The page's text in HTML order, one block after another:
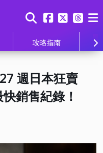
攻略指南
週日本狂賣
銷售紀錄！